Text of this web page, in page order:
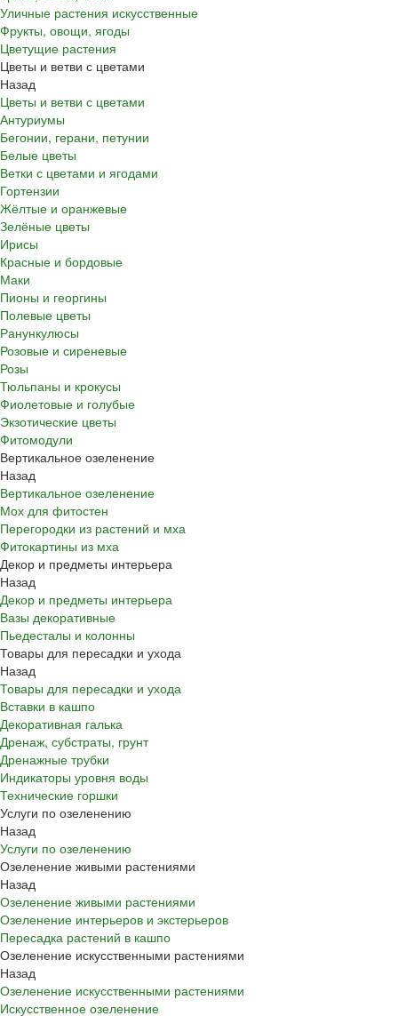
Уличные растения искусственные
Фрукты, овощи, ягоды
Цветущие растения
Цветы и ветви с цветами
Назад
Цветы и ветви с цветами
Антуриумы
Бегонии, герани, петунии
Белые цветы
Ветки с цветами и ягодами
Гортензии
Жёлтые и оранжевые
Зелёные цветы
Ирисы
Красные и бордовые
Маки
Пионы и георгины
Полевые цветы
Ранункулюсы
Розовые и сиреневые
Розы
Тюльпаны и крокусы
Фиолетовые и голубые
Экзотические цветы
Фитомодули
Вертикальное озеленение
Назад
Вертикальное озеленение
Мох для фитостен
Перегородки из растений и мха
Фитокартины из мха
Декор и предметы интерьера
Назад
Декор и предметы интерьера
Вазы декоративные
Пьедесталы и колонны
Товары для пересадки и ухода
Назад
Товары для пересадки и ухода
Вставки в кашпо
Декоративная галька
Дренаж, субстраты, грунт
Дренажные трубки
Индикаторы уровня воды
Технические горшки
Услуги по озеленению
Назад
Услуги по озеленению
Озеленение живыми растениями
Назад
Озеленение живыми растениями
Озеленение интерьеров и экстерьеров
Пересадка растений в кашпо
Озеленение искусственными растениями
Назад
Озеленение искусственными растениями
Искусственное озеленение